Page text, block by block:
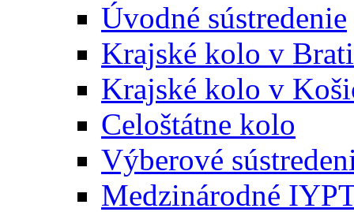
Úvodné sústredenie
Krajské kolo v
Krajské kolo v
Celoštátne kolo
Výberové
Medzinárodné